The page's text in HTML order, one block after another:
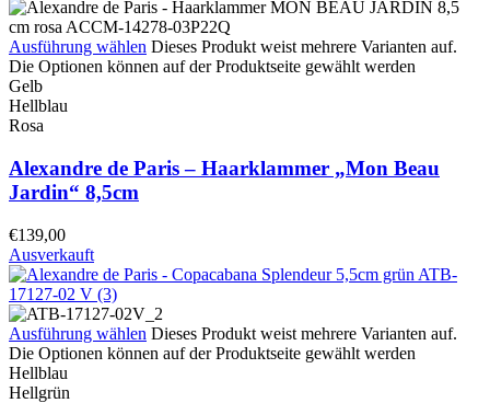
Ausführung wählen Dieses Produkt weist mehrere Varianten auf.
Die Optionen können auf der Produktseite gewählt werden
Gelb
Hellblau
Rosa
Alexandre de Paris – Haarklammer „Mon Beau
Jardin“ 8,5cm
€139,00
Ausverkauft
Ausführung wählen Dieses Produkt weist mehrere Varianten auf.
Die Optionen können auf der Produktseite gewählt werden
Hellblau
Hellgrün